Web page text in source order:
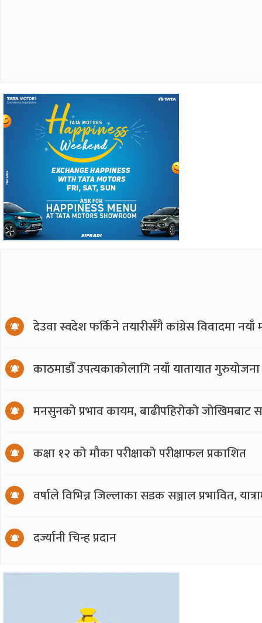
देउवा स्वदेश फर्किने तयारीसँगै कांग्रेस विवादमा
काठमाडौँ उपत्यकाकोलागि नयाँ यातायात
मनसुनको प्रभाव कायम, बाढीपहिरोको जोखिमबाट
कक्षा १२ को मौका परीक्षाको परीक्षाफल प्रकाशित
वर्षाले विभिन्न जिल्लाका सडक सञ्जाल प्रभावित,
दर्ज्यानी चिन्ह प्रदान